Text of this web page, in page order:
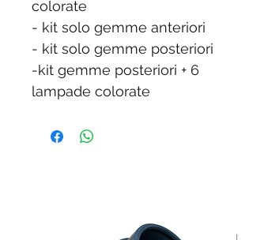
colorate
- kit solo gemme anteriori
- kit solo gemme posteriori
-kit gemme posteriori + 6
lampade colorate